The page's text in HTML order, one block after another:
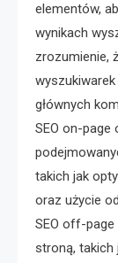
elementów,
wynikach
zrozumienie,
głównych
SEO on-page
takich jak
oraz użycie
SEO off-page
stroną, takich